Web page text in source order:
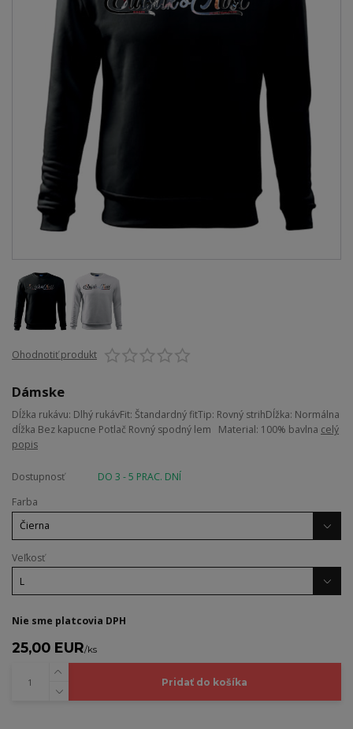
Ohodnotiť produkt
Dámske
Dĺžka rukávu: Dlhý rukávFit: Štandardný fitTip: Rovný strihDĺžka: Normálna
dĺžka Bez kapucne Potlač Rovný spodný lem Material: 100% bavlna celý
popis
Dostupnosť
DO 3 - 5 PRAC. DNÍ
Farba
Veľkosť
Nie sme platcovia DPH
25,00 EUR/ks
Pridať do košíka